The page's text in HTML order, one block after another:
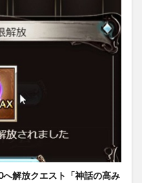
へ解放クエスト「神話の高み